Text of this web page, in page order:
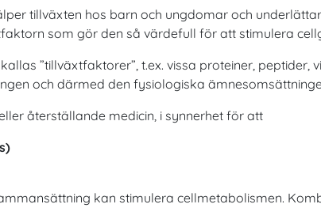
tillväxten hos barn och ungdomar och
som gör den så värdefull för att stimulera
”tillväxtfaktorer”, t.ex. vissa proteiner, peptider,
och därmed den fysiologiska
återställande medicin, i synnerhet för att
kan stimulera cellmetabolismen.